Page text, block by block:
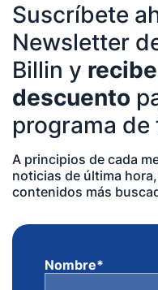
Suscríbete
Newsletter
Billin y
descuento
programa
A principios de cada
noticias de última
contenidos más
Nombre*